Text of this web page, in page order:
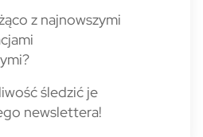
z najnowszymi
śledzić je
newslettera!